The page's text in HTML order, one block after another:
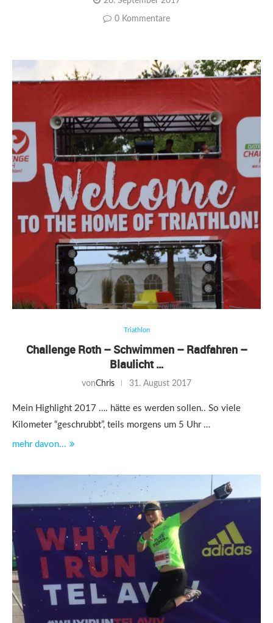
0 Kommentare
Triathlon
Challenge Roth – Schwimmen – Radfahren –
Blaulicht …
vonChris 31. August 2017
Mein Highlight 2017 …. hätte es werden sollen.. So viele
Kilometer “geschrubbt”, teils morgens um 5 Uhr …
mehr davon...